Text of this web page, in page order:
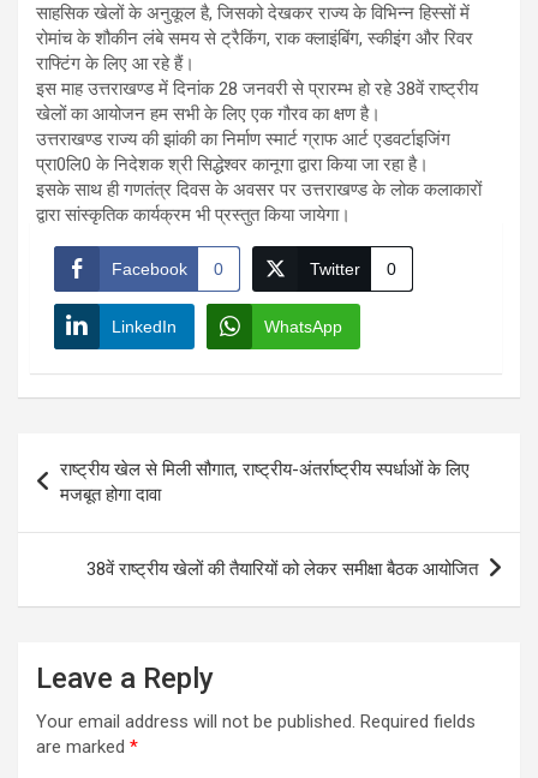
साहसिक खेलों के अनुकूल है, जिसको देखकर राज्य के विभिन्न हिस्सों में
रोमांच के शौकीन लंबे समय से ट्रैकिंग, राक क्लाइंबिंग, स्कीइंग और रिवर
राफ्टिंग के लिए आ रहे हैं।
इस माह उत्तराखण्ड में दिनांक 28 जनवरी से प्रारम्भ हो रहे 38वें राष्ट्रीय
खेलों का आयोजन हम सभी के लिए एक गौरव का क्षण है।
उत्तराखण्ड राज्य की झांकी का निर्माण स्मार्ट ग्राफ आर्ट एडवर्टाइजिंग
प्रा0लि0 के निदेशक श्री सिद्धेश्वर कानूगा द्वारा किया जा रहा है।
इसके साथ ही गणतंत्र दिवस के अवसर पर उत्तराखण्ड के लोक कलाकारों
द्वारा सांस्कृतिक कार्यक्रम भी प्रस्तुत किया जायेगा।
Facebook 0 Twitter 0
LinkedIn WhatsApp
navigation
राष्ट्रीय खेल से मिली सौगात, राष्ट्रीय-अंतर्राष्ट्रीय स्पर्धाओं के लिए
मजबूत होगा दावा
38वें राष्ट्रीय खेलों की तैयारियों को लेकर समीक्षा बैठक आयोजित
Leave a Reply
Your email address will not be published. Required fields
are marked *